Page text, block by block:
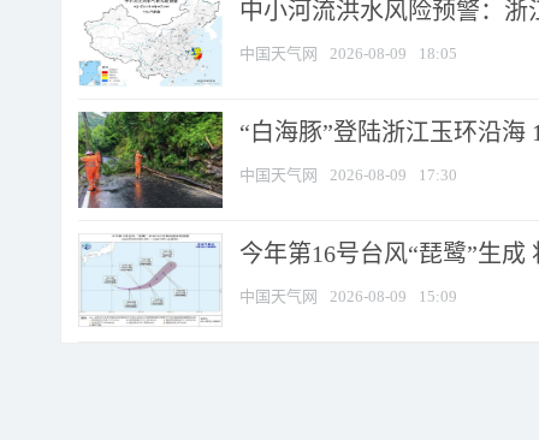
中小河流洪水风险预警：
中国天气网 2026-08-09 18:05
“白海豚”登陆浙江玉环沿海
中国天气网 2026-08-09 17:30
今年第16号台风“琵鹭”生
中国天气网 2026-08-09 15:09